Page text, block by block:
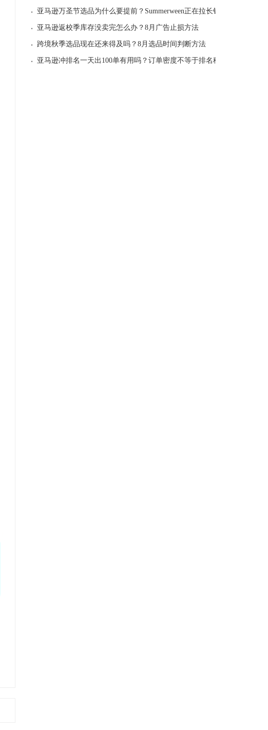
· 亚马逊万圣节选品为什么要提前？Summerween正在拉长销售周期
· 亚马逊返校季库存没卖完怎么办？8月广告止损方法
· 跨境秋季选品现在还来得及吗？8月选品时间判断方法
· 亚马逊冲排名一天出100单有用吗？订单密度不等于排名稳定